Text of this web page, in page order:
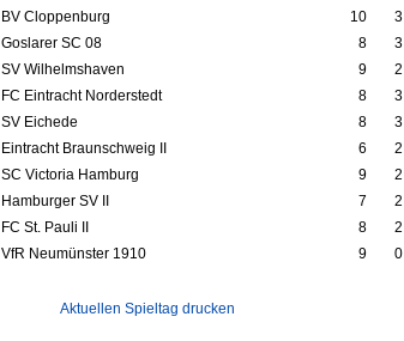
BV Cloppenburg 10 3
Goslarer SC 08 8 3
SV Wilhelmshaven 9 2
FC Eintracht Norderstedt 8 3
SV Eichede 8 3
Eintracht Braunschweig II 6 2
SC Victoria Hamburg 9 2
Hamburger SV II 7 2
FC St. Pauli II 8 2
VfR Neumünster 1910 9 0
Aktuellen Spieltag drucken